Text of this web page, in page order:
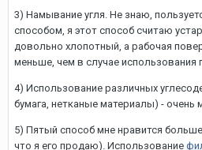
3) Намывание угля. Не знаю,
способом, я этот способ считаю
довольно хлопотный, а рабочая
меньше, чем в случае использования
4) Использование различных
бумага, нетканые материалы) - очень
5) Пятый способ мне нравится
что я его продаю). Использование